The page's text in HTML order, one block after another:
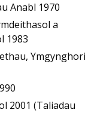
Anabl 1970
a
1983
Ymgynghori
2001 (Taliadau